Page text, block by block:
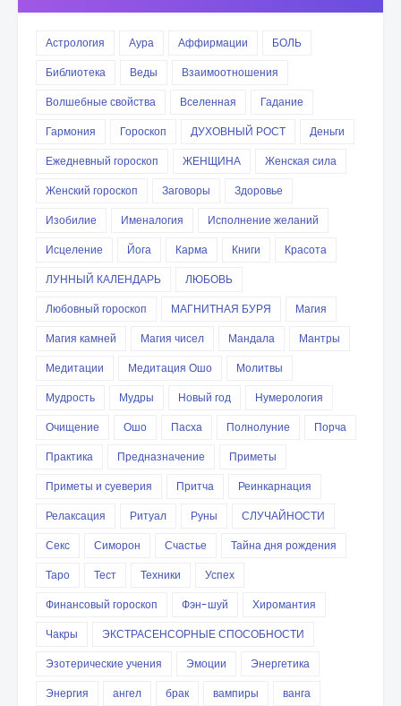
Астрология Аура Аффирмации
БОЛЬ
Библиотека
Веды
Взаимоотношения
Волшебные свойства
Вселенная
Гадание
Гармония
Гороскоп ДУХОВНЫЙ РОСТ
Деньги
Ежедневный гороскоп
ЖЕНЩИНА
Женская сила
Женский гороскоп
Заговоры
Здоровье
Изобилие
Именалогия
Исполнение желаний
Исцеление
Йога Карма Книги
Красота
ЛУННЫЙ КАЛЕНДАРЬ
ЛЮБОВЬ
Любовный гороскоп
МАГНИТНАЯ БУРЯ
Магия
Магия камней
Магия чисел Мандала
Мантры
Медитации
Медитация Ошо
Молитвы
Мудрость
Мудры Новый год
Нумерология
Очищение
Ошо Пасха Полнолуние
Порча
Практика
Предназначение
Приметы
Приметы и суеверия
Притча
Реинкарнация
Релаксация
Ритуал Руны
СЛУЧАЙНОСТИ
Секс
Симорон Счастье
Тайна дня рождения
Таро
Тест Техники
Успех
Финансовый гороскоп
Фэн-шуй
Хиромантия
Чакры
ЭКСТРАСЕНСОРНЫЕ СПОСОБНОСТИ
Эзотерические учения
Эмоции
Энергетика
Энергия
ангел брак вампиры
ванга